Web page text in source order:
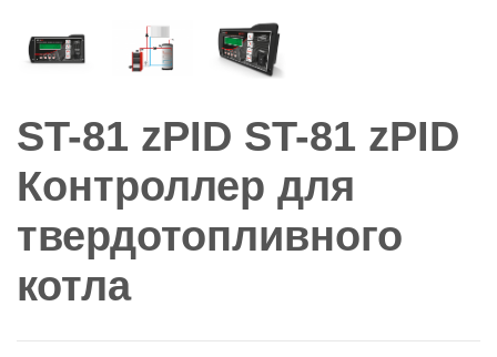
ST-81 zPID ST-81 zPID
Контроллер для
твердотопливного
котла